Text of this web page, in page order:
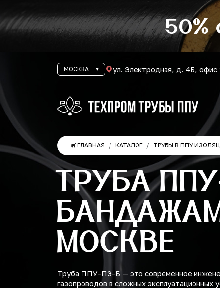
50%
МОСКВА ул. Электродная, д. 4Б, офис
ГЛАВНАЯ КАТАЛОГ ТРУБЫ В ППУ
ТРУБА
МОСКВЕ
Труба ППУ-ПЭ-Б — это современное
газопроводов в сложных эксплуатационных